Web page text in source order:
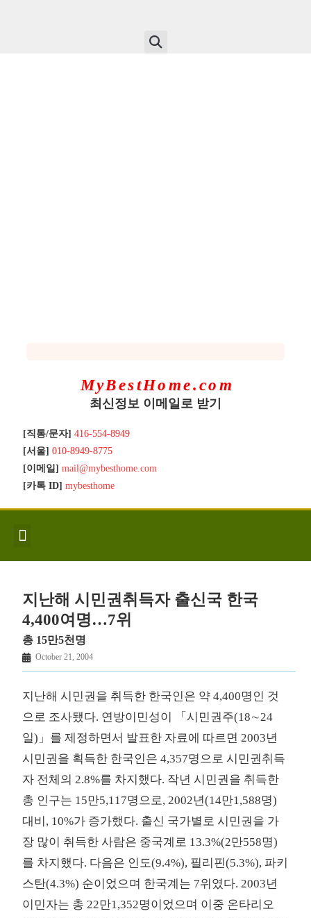
MyBestHome.com
최신정보 이메일로 받기
[직통/문자] 416-554-8949
[서울] 010-8949-8775
[이메일] mail@mybesthome.com
[카톡 ID] mybesthome
지난해 시민권취득자 출신국 한국
4,400여명…7위
총 15만5천명
October 21, 2004
지난해 시민권을 취득한 한국인은 약 4,400명인 것
으로 조사됐다. 연방이민성이 「시민권주(18∼24
일)」를 제정하면서 발표한 자료에 따르면 2003년
시민권을 획득한 한국인은 4,357명으로 시민권취득
자 전체의 2.8%를 차지했다. 작년 시민권을 취득한
총 인구는 15만5,117명으로, 2002년(14만1,588명)
대비, 10%가 증가했다. 출신 국가별로 시민권을 가
장 많이 취득한 사람은 중국계로 13.3%(2만558명)
를 차지했다. 다음은 인도(9.4%), 필리핀(5.3%), 파키
스탄(4.3%) 순이었으며 한국계는 7위였다. 2003년
이민자는 총 22만1,352명이었으며 이중 온타리오